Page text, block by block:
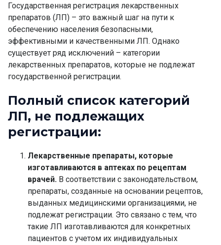
Государственная регистрация лекарственных
препаратов (ЛП) – это важный шаг на пути к
обеспечению населения безопасными,
эффективными и качественными ЛП. Однако
существует ряд исключений – категории
лекарственных препаратов, которые не подлежат
государственной регистрации.
Полный список категорий
ЛП, не подлежащих
регистрации:
Лекарственные препараты, которые
изготавливаются в аптеках по рецептам
врачей. В соответствии с законодательством,
препараты, созданные на основании рецептов,
выданных медицинскими организациями, не
подлежат регистрации. Это связано с тем, что
такие ЛП изготавливаются для конкретных
пациентов с учетом их индивидуальных